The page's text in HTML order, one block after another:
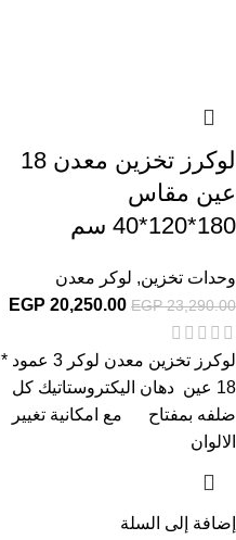
لوكرز تخزين معدن 18
عين مقاس
180*120*40 سم
وحدات تخزين, لوكر معدن
EGP23,290.00
EGP 20,250.00
لوكرز تخزين معدن لوكر 3 عمود *
18 عين دهان اليكتروستاتيك كل
ضلفه بمفتاح مع امكانية تغيير
الالوان
إضافة إلى السلة